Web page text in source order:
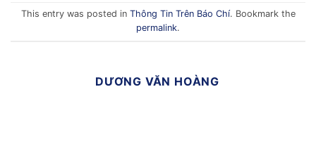
This entry was posted in Thông Tin Trên Báo Chí. Bookmark the
permalink.
DƯƠNG VĂN HOÀNG